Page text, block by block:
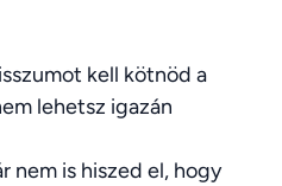
kell kötnöd a
lehetsz igazán
nem is hiszed el, hogy